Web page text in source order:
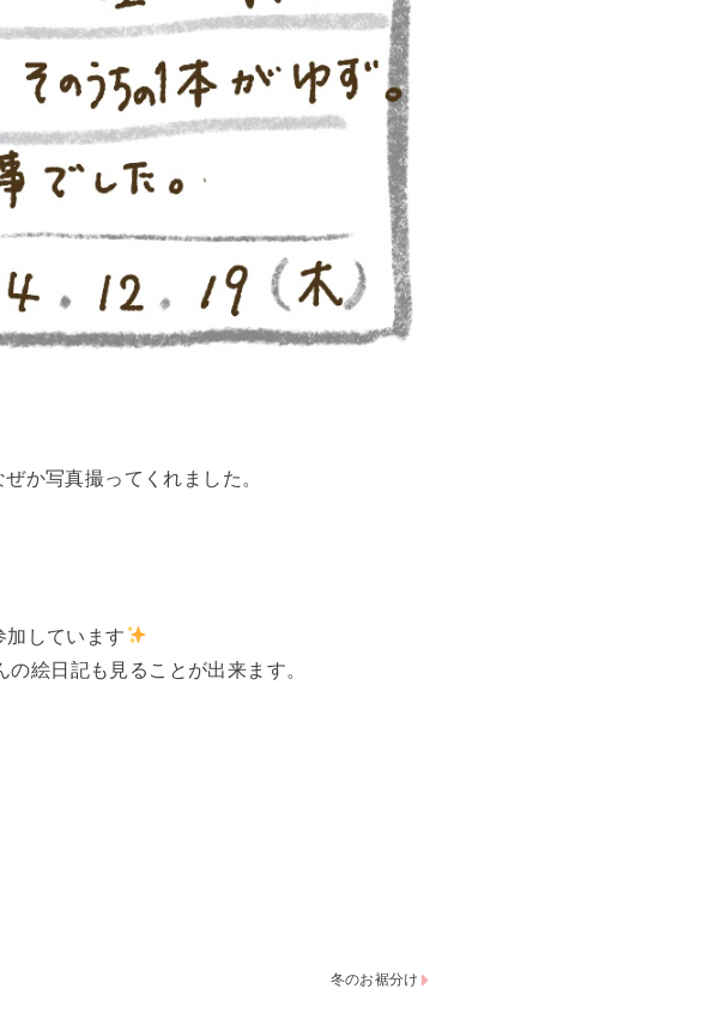
か写真撮ってくれました。
加しています
絵日記も見ることが出来ます。
冬のお裾分け